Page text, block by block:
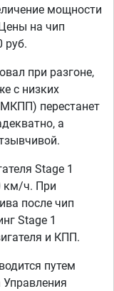
мощности
на чип
руб.
при разгоне,
с низких
перестанет
а
Stage 1
км/ч. При
после чип
Stage 1
и КПП.
путем